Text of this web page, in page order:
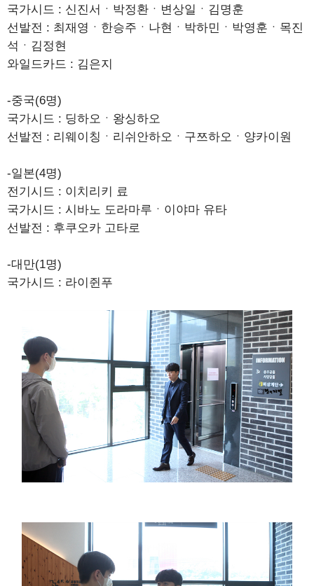
국가시드 : 신진서ㆍ박정환ㆍ변상일ㆍ김명훈
선발전 : 최재영ㆍ한승주ㆍ나현ㆍ박하민ㆍ박영훈ㆍ목진
석ㆍ김정현
와일드카드 : 김은지
-중국(6명)
국가시드 : 딩하오ㆍ왕싱하오
선발전 : 리웨이칭ㆍ리쉬안하오ㆍ구쯔하오ㆍ양카이원
-일본(4명)
전기시드 : 이치리키 료
국가시드 : 시바노 도라마루ㆍ이야마 유타
선발전 : 후쿠오카 고타로
-대만(1명)
국가시드 : 라이쥔푸